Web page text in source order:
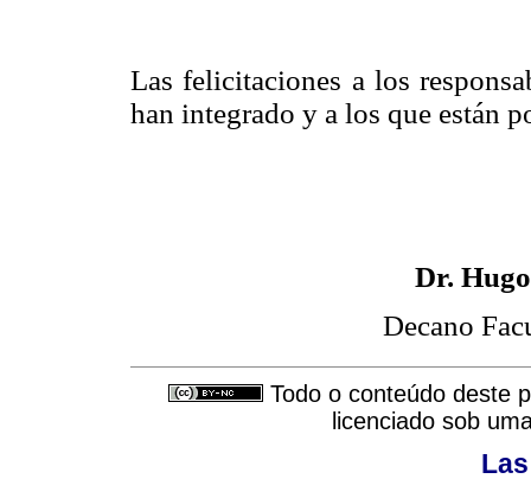
Las felicitaciones a los
han integrado y a los que están
Dr.
Decano
Todo o conteúdo deste
licenciado sob